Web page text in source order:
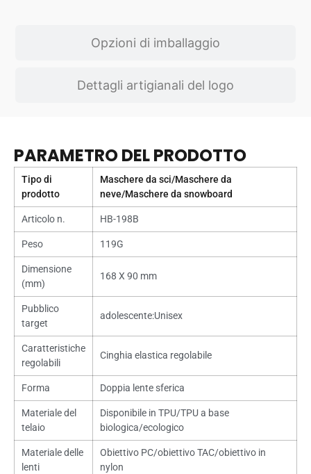
Opzioni di imballaggio
Dettagli artigianali del logo
PARAMETRO DEL PRODOTTO
Tipo di
prodotto
Maschere da sci/Maschere da
neve/Maschere da snowboard
Articolo n. HB-198B
Peso 119G
Dimensione
(mm)
168 X 90 mm
Pubblico
target
adolescente:Unisex
Caratteristiche
regolabili
Cinghia elastica regolabile
Forma Doppia lente sferica
Materiale del
telaio
Disponibile in TPU/TPU a base
biologica/ecologico
Materiale delle
lenti
Obiettivo PC/obiettivo TAC/obiettivo in
nylon